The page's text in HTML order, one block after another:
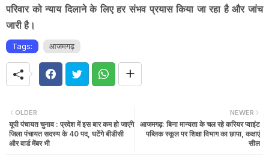
परिवार को न्याय दिलाने के लिए हर संभव प्रयास किया जा रहा है और जांच
जारी है।
Tags: आजमगढ़
NEWER
आजमगढ़: बिना मान्यता के चल रहे करियर प्वाइंट
पब्लिक स्कूल पर शिक्षा विभाग का छापा, कक्षाएं
सील
OLDER
यूपी पंचायत चुनाव : प्रदेश में इस बार कम हो जाएंगे
जिला पंचायत सदस्य के 40 पद, घटेंगे बीडीसी
और वार्ड मेंबर भी